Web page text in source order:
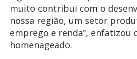
muito contribui com o
nossa região, um setor
emprego e renda”, enfatizou
homenageado.